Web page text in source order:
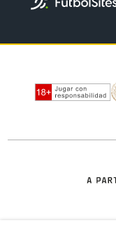
DT de América